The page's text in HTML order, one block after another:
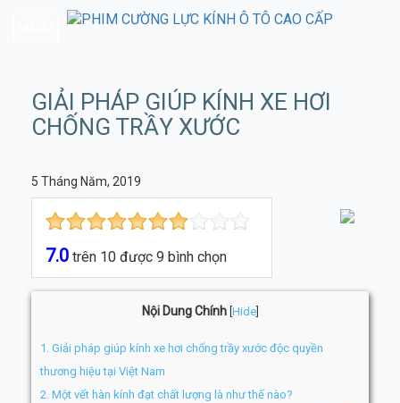
GIẢI PHÁP GIÚP KÍNH XE HƠI
CHỐNG TRẦY XƯỚC
5 Tháng Năm, 2019
7.0 trên 10 được 9 bình chọn
Nội Dung Chính Hide]
1. Giải pháp giúp kính xe hơi chống trầy xước độc quyền
thương hiệu tại Việt Nam
2. Một vết hàn kính đạt chất lượng là như thế nào?